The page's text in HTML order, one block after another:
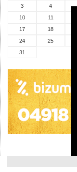
3
4
10
11
17
18
24
25
31